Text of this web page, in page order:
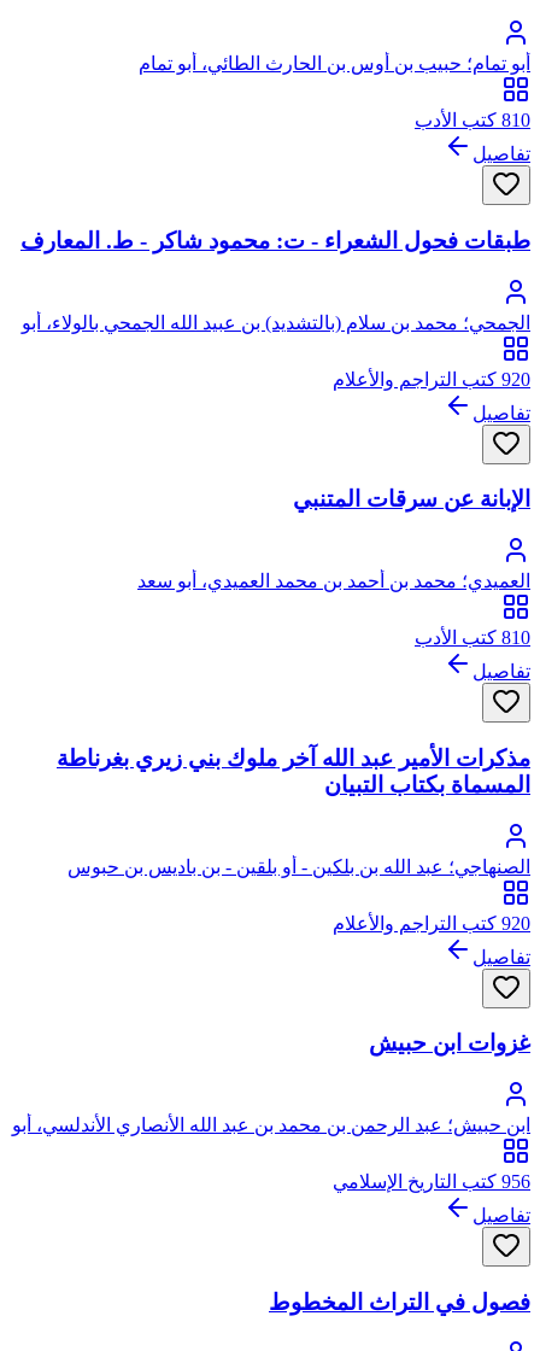
أبو تمام؛ حبيب بن أوس بن الحارث الطائي، أبو تمام
810 كتب الأدب
تفاصيل
طبقات فحول الشعراء - ت: محمود شاكر - ط. المعارف
الجمحي؛ محمد بن سلام (بالتشديد) بن عبيد الله الجمحي بالولاء، أبو
عبد الله
920 كتب التراجم والأعلام
تفاصيل
الإبانة عن سرقات المتنبي
العميدي؛ محمد بن أحمد بن محمد العميدي، أبو سعد
810 كتب الأدب
تفاصيل
مذكرات الأمير عبد الله آخر ملوك بني زيري بغرناطة
المسماة بكتاب التبيان
الصنهاجي؛ عبد الله بن بلكين - أو بلقين - بن باديس بن حبوس
الصنهاجي
920 كتب التراجم والأعلام
تفاصيل
غزوات ابن حبيش
ابن حبيش؛ عبد الرحمن بن محمد بن عبد الله الأنصاري الأندلسي، أبو
القاسم ابن حبيش
956 كتب التاريخ الإسلامي
تفاصيل
فصول في التراث المخطوط